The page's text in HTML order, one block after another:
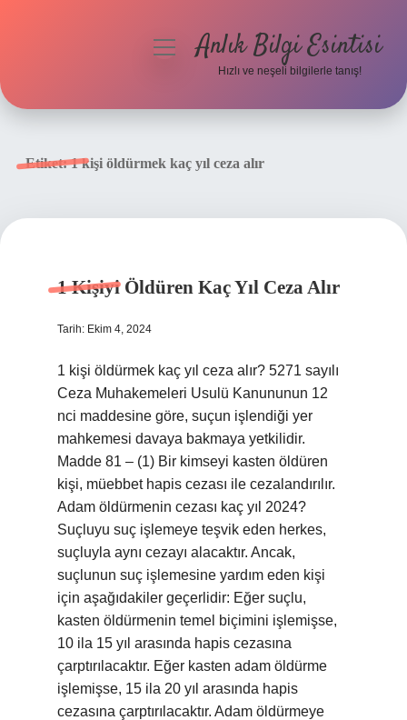
menüyüAnlık Bilgi Esintisi
Hızlı ve neşeli bilgilerle tanış!
Etiket:1 kişi öldürmek kaç yıl ceza alır
1 Kişiyi Öldüren Kaç Yıl Ceza Alır
Tarih: Ekim 4, 2024
1 kişi öldürmek kaç yıl ceza alır? 5271 sayılı
Ceza Muhakemeleri Usulü Kanununun 12
nci maddesine göre, suçun işlendiği yer
mahkemesi davaya bakmaya yetkilidir.
Madde 81 – (1) Bir kimseyi kasten öldüren
kişi, müebbet hapis cezası ile cezalandırılır.
Adam öldürmenin cezası kaç yıl 2024?
Suçluyu suç işlemeye teşvik eden herkes,
suçluyla aynı cezayı alacaktır. Ancak,
suçlunun suç işlemesine yardım eden kişi
için aşağıdakiler geçerlidir: Eğer suçlu,
kasten öldürmenin temel biçimini işlemişse,
10 ila 15 yıl arasında hapis cezasına
çarptırılacaktır. Eğer kasten adam öldürme
işlemişse, 15 ila 20 yıl arasında hapis
cezasına çarptırılacaktır. Adam öldürmeye